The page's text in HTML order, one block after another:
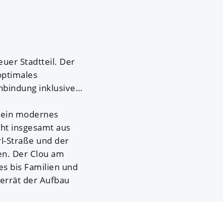
Stadtteil. Der
inklusive…
modernes
insgesamt aus
Straße und der
Der Clou am
bis Familien und
der Aufbau